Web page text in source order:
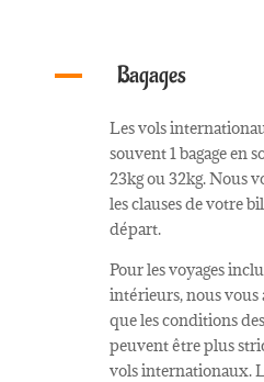
A Bagages
Les vols
souvent 1 bagage en
23kg ou 32kg. Nous
les clauses de votre
départ.
Pour les voyages
intérieurs, nous vous
que les conditions
peuvent être plus
vols internationaux.